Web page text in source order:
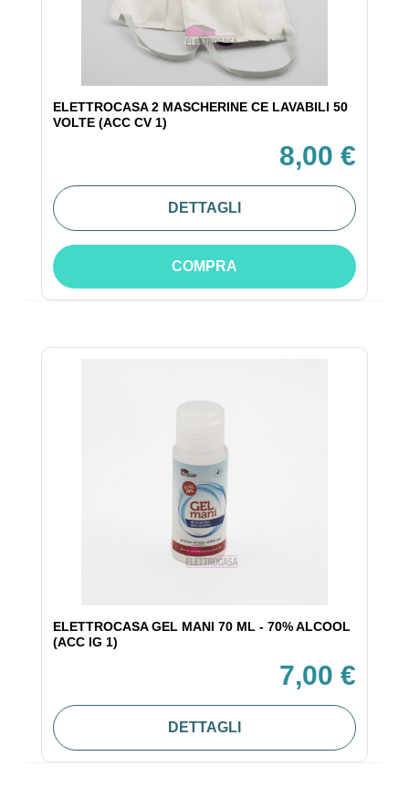
ELETTROCASA 2 MASCHERINE CE LAVABILI 50
VOLTE (ACC CV 1)
8,00 €
DETTAGLI
COMPRA
ELETTROCASA GEL MANI 70 ML - 70% ALCOOL
(ACC IG 1)
7,00 €
DETTAGLI